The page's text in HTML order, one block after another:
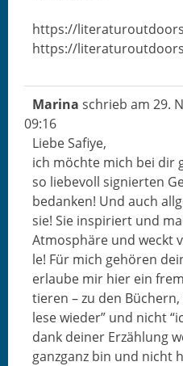
https://
https://
Mari­na schrieb am 29.
09:16
Liebe Safiye,
ich möchte mich bei dir
so liebevoll sig­nierten
bedanken! Und auch
sie! Sie inspiri­ert und
Atmo­sphäre und weckt
le! Für mich gehören
erlaube mir hier ein
tieren – zu den
lese wieder” und nicht
dank dein­er Erzäh­lung
ganz­ganz bin und nicht